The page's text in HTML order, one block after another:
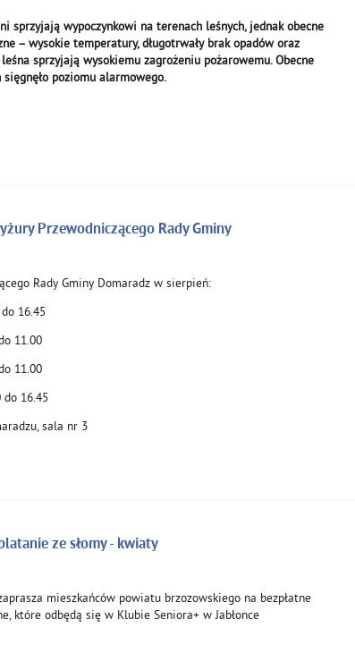
sprzyjają wypoczynkowi na terenach leśnych, jednak obecne
– wysokie temperatury, długotrwały brak opadów oraz
leśna sprzyjają wysokiemu zagrożeniu pożarowemu. Obecne
poziomu alarmowego.
Przewodniczącego Rady Gminy
Rady Gminy Domaradz w sierpień:
16.45
11.00
11.00
16.45
sala nr 3
ze słomy - kwiaty
mieszkańców powiatu brzozowskiego na bezpłatne
które odbędą się w Klubie Seniora+ w Jabłonce